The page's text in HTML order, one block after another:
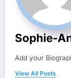
Sophie-
Add your
View All Posts